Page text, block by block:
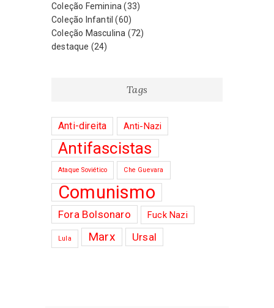
Coleção Feminina (33)
Coleção Infantil (60)
Coleção Masculina (72)
destaque (24)
Tags
Anti-direita Anti-Nazi
Antifascistas
Ataque Soviético Che Guevara
Comunismo
Fora Bolsonaro Fuck Nazi
Lula Marx Ursal